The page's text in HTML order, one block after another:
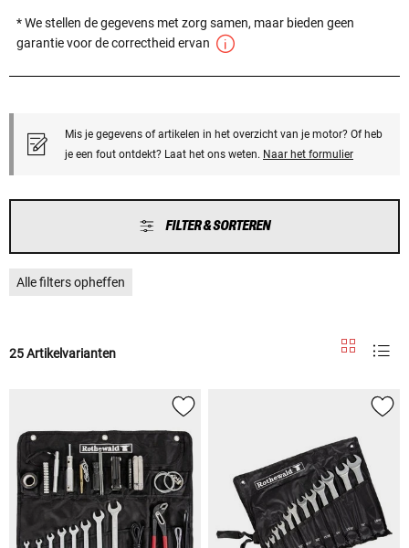
* We stellen de gegevens met zorg samen, maar bieden geen
garantie voor de correctheid ervan
Mis je gegevens of artikelen in het overzicht van je motor? Of heb
je een fout ontdekt? Laat het ons weten. Naar het formulier
FILTER & SORTEREN
Alle filters opheffen
25 Artikelvarianten